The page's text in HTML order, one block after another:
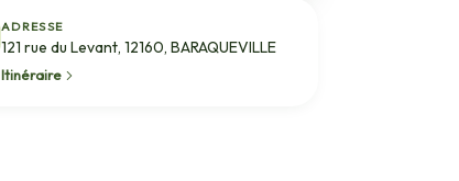
ADRESSE
121 rue du Levant, 12160, BARAQUEVILLE
Itinéraire